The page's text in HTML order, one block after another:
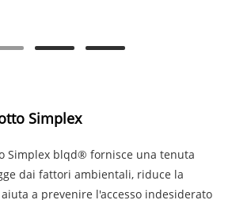
Simplex
Simplex blqd® fornisce una tenuta
dai fattori ambientali, riduce la
a prevenire l'accesso indesiderato